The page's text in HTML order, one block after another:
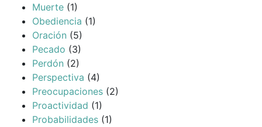
Muerte (1)
Obediencia (1)
Oración (5)
Pecado (3)
Perdón (2)
Perspectiva (4)
Preocupaciones (2)
Proactividad (1)
Probabilidades (1)